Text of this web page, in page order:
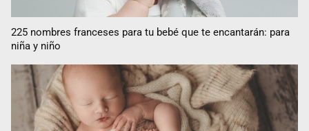
225 nombres franceses para tu bebé que te encantarán: para
niña y niño